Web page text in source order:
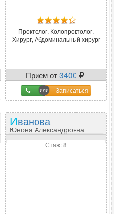
Проктолог, Колопроктолог,
Хирург, Абдоминальный хирург
Прием от3400
Записаться
Иванова
Юнона Александровна
Стаж: 8